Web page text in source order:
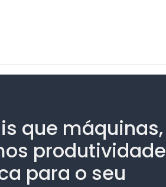
que máquinas,
produtividade
para o seu